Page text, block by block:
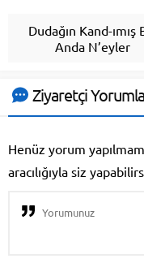
Dudağın Kand-ımış
Anda N’eyler
Ziyaretçi
Henüz yorum
aracılığıyla siz